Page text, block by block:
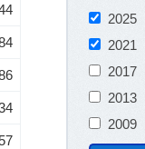
2025
2021
2017
2013
2009